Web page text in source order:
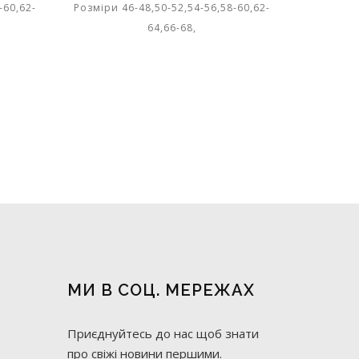
Розміри 46-48,50-52,54-56,58-60,62-
64,66-68,
МИ В СОЦ. МЕРЕЖАХ
Приєднуйтесь до нас щоб знати
про свіжі новини першими.